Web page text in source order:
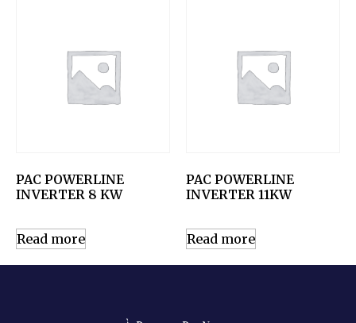
PAC POWERLINE
INVERTER 8 KW
Read more
PAC POWERLINE
INVERTER 11KW
Read more